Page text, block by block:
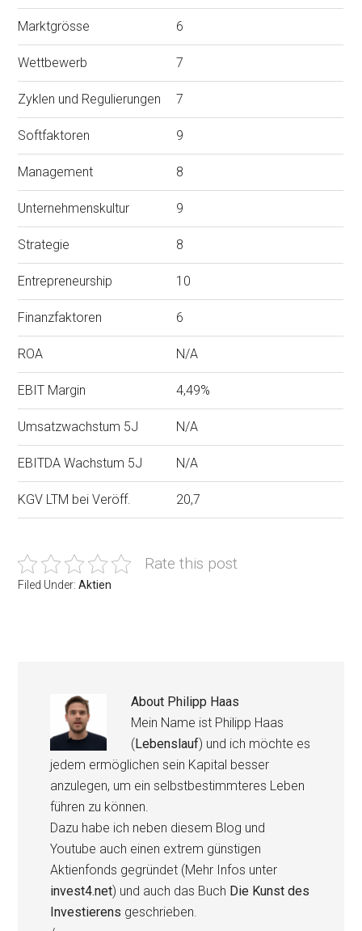
Marktgrösse 6
Wettbewerb 7
Zyklen und Regulierungen 7
Softfaktoren 9
Management 8
Unternehmenskultur 9
Strategie 8
Entrepreneurship 10
Finanzfaktoren 6
ROA N/A
EBIT Margin 4,49%
Umsatzwachstum 5J N/A
EBITDA Wachstum 5J N/A
KGV LTM bei Veröff. 20,7
Rate this post
Filed Under:Aktien
About Philipp Haas
Mein Name ist Philipp Haas
(Lebenslauf) und ich möchte es
jedem ermöglichen sein Kapital besser
anzulegen, um ein selbstbestimmteres Leben
führen zu können.
Dazu habe ich neben diesem Blog und
Youtube auch einen extrem günstigen
Aktienfonds gegründet (Mehr Infos unter
invest4.net) und auch das Buch Die Kunst des
Investierens geschrieben.